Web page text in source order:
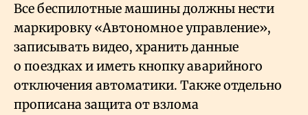
Все беспилотные машины должны нести
маркировку «Автономное управление»,
записывать видео, хранить данные
о поездках и иметь кнопку аварийного
отключения автоматики. Также отдельно
прописана защита от взлома